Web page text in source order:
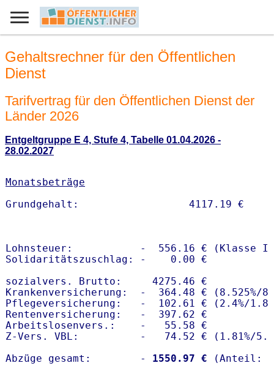
Gehaltsrechner für den Öffentlichen
Dienst
Tarifvertrag für den Öffentlichen Dienst der
Länder 2026
Entgeltgruppe E 4, Stufe 4, Tabelle 01.04.2026 -
28.02.2027
Monatsbeträge
Lohnsteuer:           -  556.16 € (Klasse I)
Solidaritätszuschlag: -    0.00 €
sozialvers. Brutto:     4275.46 €
Krankenversicherung:  -  364.48 € (8.525%/
Pflegeversicherung:   -  102.61 € (2.4%/
Rentenversicherung:   -  397.62 €
Arbeitslosenvers.:    -   55.58 €
Z-Vers. VBL:          -   74.52 € ( 1.81%/
Abzüge gesamt:        -
1550.97 €